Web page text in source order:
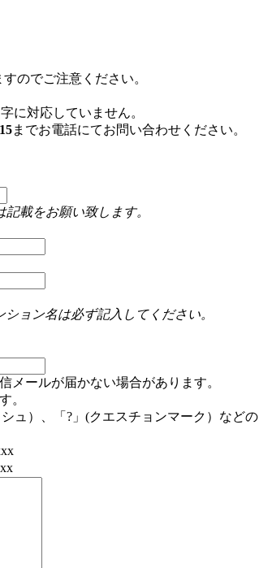
のでご注意ください。
に対応していません。
までお電話にてお問い合わせください。
載をお願い致します。
ョン名は必ず記入してください。
メールが届かない場合があります。
。
ュ）、「?」(クエスチョンマーク）などの